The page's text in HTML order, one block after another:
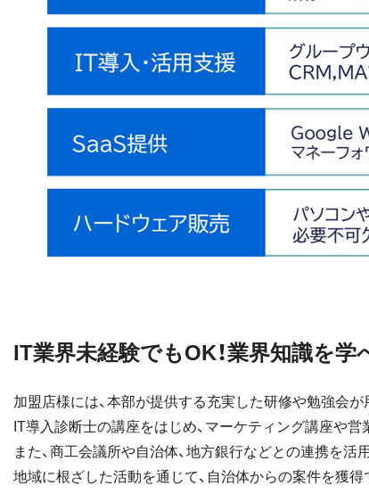
IT業界未経験でもOK！業界知識を
加盟店様には、本部が提供する充実した研修や勉強会
IT導入診断士の講座をはじめ、マーケティング講座や
また、商工会議所や自治体、地方銀行などとの連携を活
地域に根ざした活動を通じて、自治体からの案件を獲